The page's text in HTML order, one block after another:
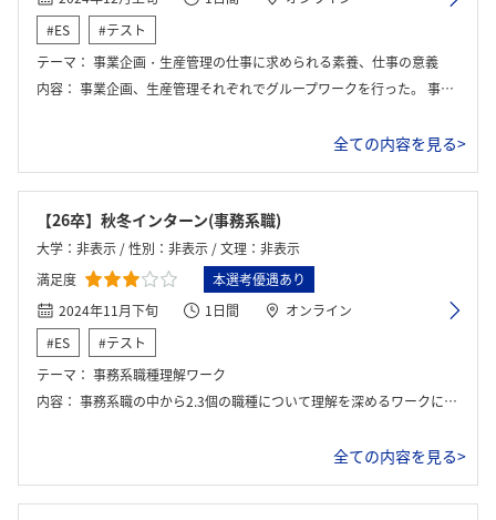
#ES
#テスト
テーマ： 事業企画・生産管理の仕事に求められる素養、仕事の意義
内容： 事業企画、生産管理それぞれでグループワークを行った。 事業企画ワーク：事業部でメーカーに向けたコンペ戦略を考える。戦略のテーマや販売戦略などを考える。 生産管理ワーク：とある状況下での生産管理の仕事について。使命や施策を考える。
全ての内容を見る>
【26卒】秋冬インターン(事務系職)
大学：非表示 / 性別：非表示 / 文理：非表示
満足度
本選考優遇あり
2024年11月下旬
1日間
オンライン
#ES
#テスト
テーマ： 事務系職種理解ワーク
内容： 事務系職の中から2.3個の職種について理解を深めるワークに取り組む
全ての内容を見る>